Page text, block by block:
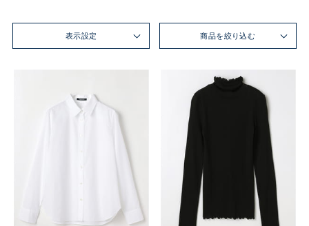
表示設定 商品を絞り込む